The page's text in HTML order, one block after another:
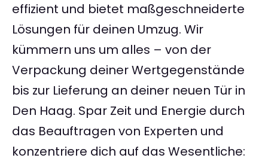
effizient und bietet maßgeschneiderte
Lösungen für deinen Umzug. Wir
kümmern uns um alles – von der
Verpackung deiner Wertgegenstände
bis zur Lieferung an deiner neuen Tür in
Den Haag. Spar Zeit und Energie durch
das Beauftragen von Experten und
konzentriere dich auf das Wesentliche: